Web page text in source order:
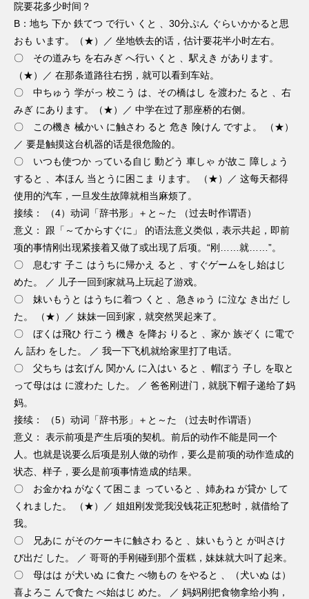
院要花多少时间？
B：地ち 下か 鉄てつ で行い くと 、30分ぷん ぐらいかかると思
おも います。（★）／ 坐地铁去的话，估计要花半小时左右。
〇 その道みち を右みぎ へ行い くと 、駅えき があります。
（★）／ 在那条道路往右拐，就可以看到车站。
〇 中ちゅう 学がっ 校こう は、その橋はし を渡わた ると 、右
みぎ にあります。（★）／ 中学在过了那座桥的右侧。
〇 この機き 械かい に触さわ ると 危き 険けん ですよ。 （★）
／ 要是触摸这台机器的话是很危险的。
〇 いつも使つか っている自じ 動どう 車しゃ が故こ 障しょう
すると 、本ほん 当とうに困こま ります。 （★）／ 这每天都得
使用的汽车，一旦发生故障就相当麻烦了。
接续： （4）动词「辞书形」＋と～た （过去时作谓语）
意义： 跟「～てからすぐに」 的语法意义类似，表示共起，即前
项的事情刚出现紧接着又做了或出现了后项。“刚……就……”。
〇 息むす 子こ はうちに帰かえ ると 、すぐゲームをし始はじ
めた。 ／ 儿子一回到家就马上玩起了游戏。
〇 妹いもうと はうちに着つ くと 、急きゅう に泣な き出だ し
た。 （★）／ 妹妹一回到家，就突然哭起来了。
〇 ぼくは飛ひ 行こう 機き を降お りると 、家か 族ぞく に電で
ん 話わ をした。 ／ 我一下飞机就给家里打了电话。
〇 父ちち は玄げん 関かん に入はい ると 、帽ぼう 子し を取と
って母はは に渡わた した。 ／ 爸爸刚进门，就脱下帽子递给了妈
妈。
接续： （5）动词「辞书形」＋と～た （过去时作谓语）
意义： 表示前项是产生后项的契机。前后的动作不能是同一个
人。也就是说要么后项是别人做的动作，要么是前项的动作造成的
状态、样子，要么是前项事情造成的结果。
〇 お金かね がなくて困こま っていると 、姉あね が貸か して
くれました。 （★）／ 姐姐刚发觉我没钱花正犯愁时，就借给了
我。
〇 兄あに がそのケーキに触さわ ると 、妹いもうと が叫さけ
び出だ した。 ／ 哥哥的手刚碰到那个蛋糕，妹妹就大叫了起来。
〇 母はは が犬いぬ に食た べ物もの をやると 、（犬いぬ は）
喜よろこ んで食た べ始はじ めた。 ／ 妈妈刚把食物拿给小狗，